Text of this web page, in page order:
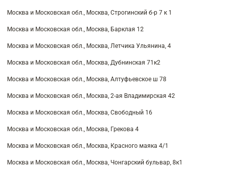
Москва и Московская обл., Москва, Строгинский б-р 7 к 1
Москва и Московская обл., Москва, Барклая 12
Москва и Московская обл., Москва, Летчика Ульянина, 4
Москва и Московская обл., Москва, Дубнинская 71к2
Москва и Московская обл., Москва, Алтуфьевское ш 78
Москва и Московская обл., Москва, 2-ая Владимирская 42
Москва и Московская обл., Москва, Свободный 16
Москва и Московская обл., Москва, Грекова 4
Москва и Московская обл., Москва, Красного маяка 4/1
Москва и Московская обл., Москва, Чонгарский бульвар, 8к1